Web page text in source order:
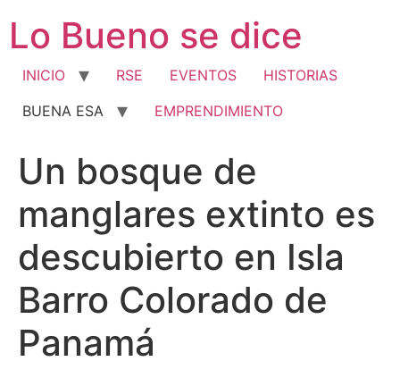
contenido
Lo Bueno se dice
INICIO RSE EVENTOS
HISTORIAS
BUENA ESA
EMPRENDIMIENTO
Un bosque de
manglares extinto es
descubierto en Isla
Barro Colorado de
Panamá